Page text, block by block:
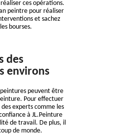
ces opérations.
peintre pour réaliser
et sachez
bourses.
des
environs
peuvent être
Pour effectuer
experts comme les
à JL.Peinture
de travail. De plus, il
de monde.